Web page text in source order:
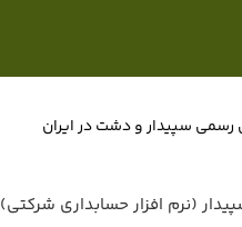
رسمی سپیدار و دشت در ایران
(نرم افزار حسابداری شرکتی)